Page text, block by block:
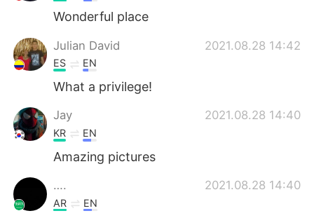
Wonderful place
Julian David 2021.08.28 14:42
ES EN
What a privilege!
Jay 2021.08.28 14:40
KR EN
Amazing pictures
…. 2021.08.28 14:40
AR EN